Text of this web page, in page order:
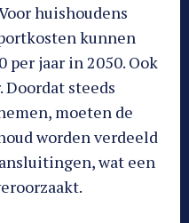
huishoudens
kunnen
jaar in 2050. Ook
steeds
moeten de
worden verdeeld
wat een